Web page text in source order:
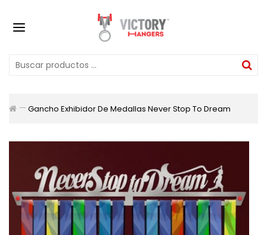
Gancho Exhibidor De Medallas Never Stop To Dream